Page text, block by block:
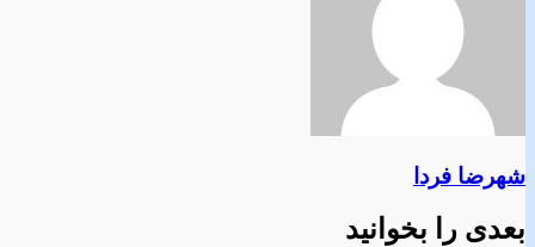
شهرضا فردا
بعدی را بخوانید